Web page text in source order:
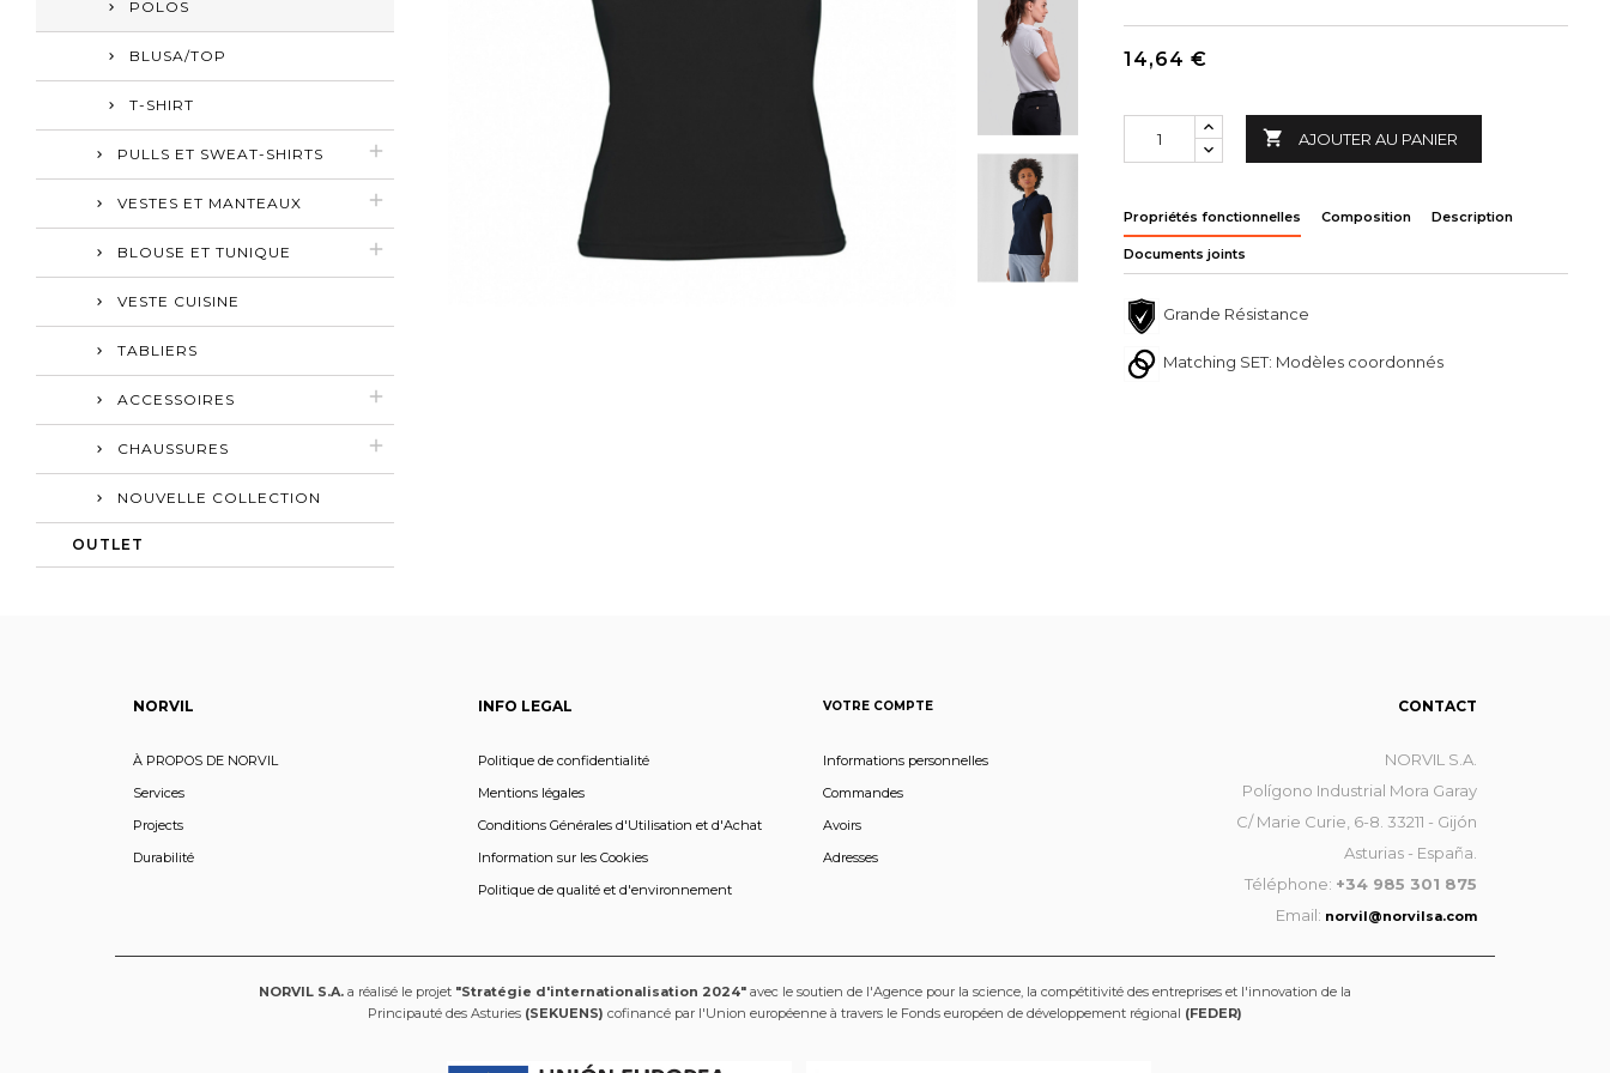
POLOS
BLUSA/TOP
T-SHIRT
PULLS ET SWEAT-SHIRTS
VESTES ET MANTEAUX
BLOUSE ET TUNIQUE
VESTE CUISINE
TABLIERS
ACCESSOIRES
CHAUSSURES
NOUVELLE COLLECTION
OUTLET
14,64 €
 AJOUTER AU PANIER
Propriétés fonctionnelles Composition Description
Documents joints
Grande Résistance
Matching SET: Modèles coordonnés
NORVIL
À PROPOS DE NORVIL
Services
Projects
Durabilité
INFO LEGAL
Politique de confidentialité
Mentions légales
Conditions Générales d'Utilisation et d'Achat
Information sur les Cookies
Politique de qualité et d'environnement
VOTRE COMPTE
Informations personnelles
Commandes
Avoirs
Adresses
CONTACT
NORVIL S.A.
Polígono Industrial Mora Garay
C/ Marie Curie, 6-8. 33211 - Gijón
Asturias - España.
Téléphone: +34 985 301 875
Email: norvil@norvilsa.com
NORVIL S.A. a réalisé le projet "Stratégie d'internationalisation 2024" avec le soutien de l'Agence pour la science, la compétitivité des entreprises et l'innovation de la
Principauté des Asturies (SEKUENS) cofinancé par l'Union européenne à travers le Fonds européen de développement régional (FEDER)